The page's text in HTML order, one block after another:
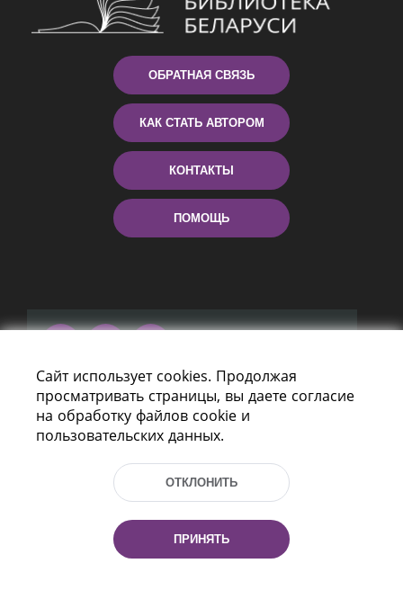
ОБРАТНАЯ СВЯЗЬ
КАК СТАТЬ АВТОРОМ
КОНТАКТЫ
ПОМОЩЬ
Пр-т Независимости 116
г. Минск, Республика Беларусь, 220114
Тел.: (+375 17) 368 37 37, Факс: (+375 17)
Эл. почта: inbox@nlb.by
Все права защищены
Сайт использует cookies. Продолжая
просматривать страницы, вы даете согласие
на обработку файлов cookie и
пользовательских данных.
ОТКЛОНИТЬ
ПРИНЯТЬ